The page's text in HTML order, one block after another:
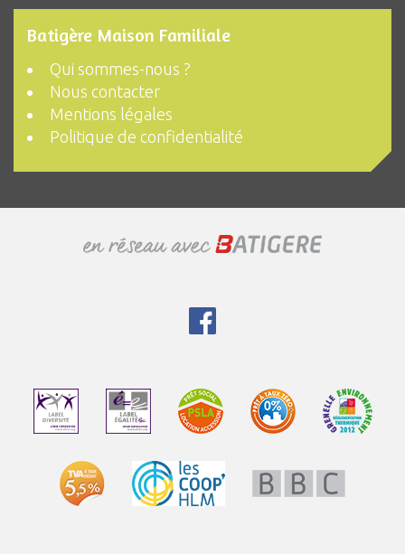
Batigère Maison Familiale
Qui sommes-nous ?
Nous contacter
Mentions légales
Politique de confidentialité